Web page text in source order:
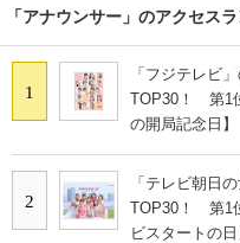
「アナウンサー」のアクセス
1
「フジテレビ
TOP30！ 第1
の開局記念日】
2
「テレビ朝日
TOP30！ 第1
ビスタートの日